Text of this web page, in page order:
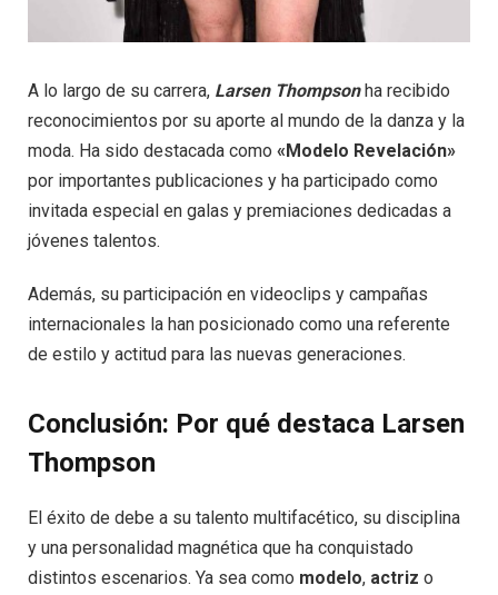
A lo largo de su carrera, Larsen Thompsonha recibido
reconocimientos por su aporte al mundo de la danza y la
moda. Ha sido destacada como «Modelo Revelación»
por importantes publicaciones y ha participado como
invitada especial en galas y premiaciones dedicadas a
jóvenes talentos.
Además, su participación en videoclips y campañas
internacionales la han posicionado como una referente
de estilo y actitud para las nuevas generaciones.
Conclusión: Por qué destaca Larsen
Thompson
El éxito de debe a su talento multifacético, su disciplina
y una personalidad magnética que ha conquistado
distintos escenarios. Ya sea como modelo, actriz o